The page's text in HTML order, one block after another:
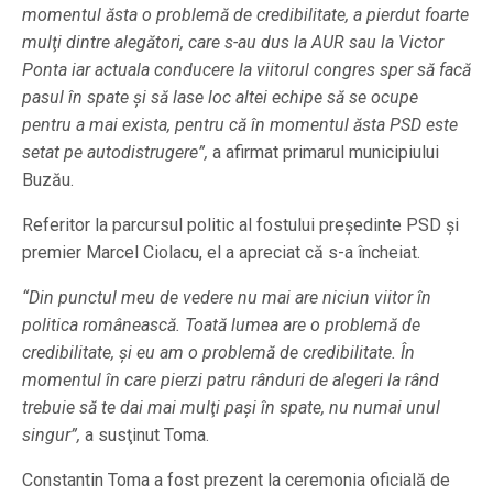
momentul ăsta o problemă de credibilitate, a pierdut foarte
mulţi dintre alegători, care s-au dus la AUR sau la Victor
Ponta iar actuala conducere la viitorul congres sper să facă
pasul în spate şi să lase loc altei echipe să se ocupe
pentru a mai exista, pentru că în momentul ăsta PSD este
setat pe autodistrugere”, a afirmat primarul municipiului
Buzău.
Referitor la parcursul politic al fostului preşedinte PSD şi
premier Marcel Ciolacu, el a apreciat că s-a încheiat.
“Din punctul meu de vedere nu mai are niciun viitor în
politica românească. Toată lumea are o problemă de
credibilitate, şi eu am o problemă de credibilitate. În
momentul în care pierzi patru rânduri de alegeri la rând
trebuie să te dai mai mulţi paşi în spate, nu numai unul
singur”, a susţinut Toma.
Constantin Toma a fost prezent la ceremonia oficială de